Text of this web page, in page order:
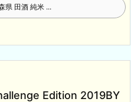
県 田酒 純米 ...
Edition 2019BY